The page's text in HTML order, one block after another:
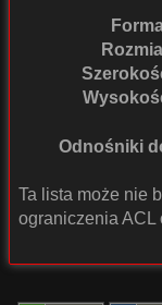
Odnośniki
Ta lista może nie
ograniczenia ACL